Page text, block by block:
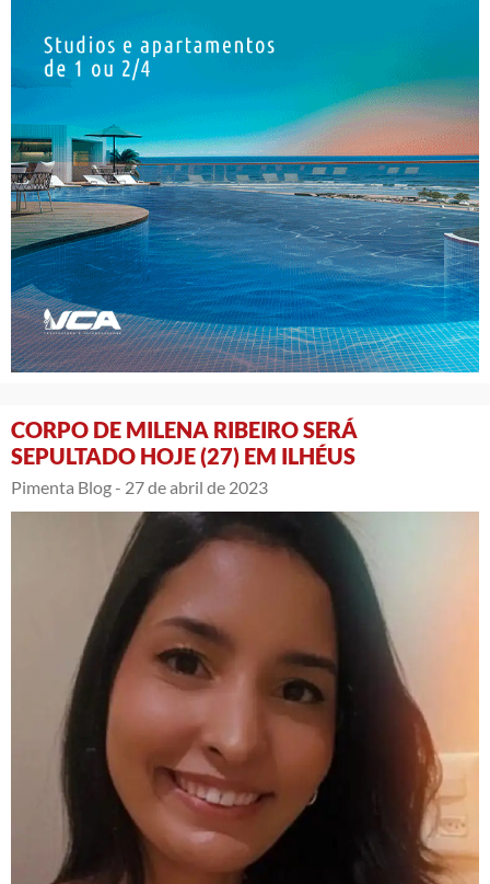
CORPO DE MILENA RIBEIRO SERÁ
SEPULTADO HOJE (27) EM ILHÉUS
Pimenta Blog - 27 de abril de 2023